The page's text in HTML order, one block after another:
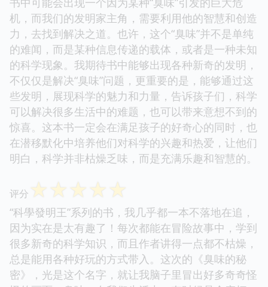
机，而我们的发明家主角，需要利用他的智慧和创造
力，去找到解决之道。也许，这个“臭味”并不是单纯
的难闻，而是某种信息传递的载体，或者是一种未知
的科学现象。我期待书中能够出现各种新奇的发明，
不仅仅是解决“臭味”问题，更重要的是，能够通过这
些发明，展现科学的魅力和力量，告诉孩子们，科学
可以解决很多生活中的难题，也可以带来意想不到的
惊喜。这本书一定会在满足孩子的好奇心的同时，也
在潜移默化中培养他们对科学的兴趣和热爱，让他们
明白，科学并非枯燥乏味，而是充满乐趣和智慧的。
评分 ☆☆☆☆☆
“科學發明王”系列的书，我几乎都一本不落地在追，
因为实在是太有趣了！每次都能在冒险故事中，学到
很多新奇的科学知识，而且作者讲得一点都不枯燥，
总是能用各种好玩的方式带入。这次的《臭味的秘
密》，光是这个名字，就让我脑子里冒出好多奇奇怪